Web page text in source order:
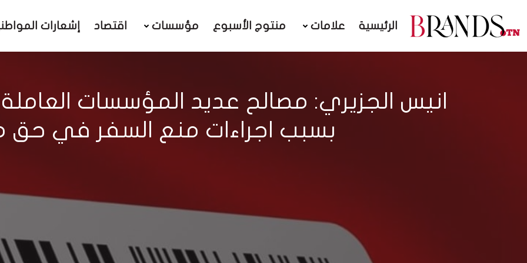
الرئيسية علامات منتوج الأسبوع مؤسسات اقتصاد إشعارات
انيس الجزيري: مصالح عديد المؤسسات
بسبب اجراءات منع السفر في حق